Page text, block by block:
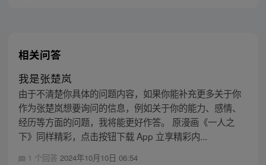
相关问答
我是张楚岚
由于不清楚你具体的问题内容，如果你能补充更多关于你
作为张楚岚想要询问的信息，例如关于你的能力、感情、
经历等方面的问题，我将能更好作答。 原漫画《一人之
下》同样精彩，点击按钮下载 App 立享精彩内...
1 个回答 2024年10月10日 06:54